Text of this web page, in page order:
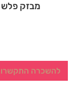
מבזק פלש MEKE MK 600 לקנון canon
להשכרה התקשרו 0546218121